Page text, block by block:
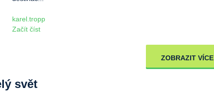
karel.tropp
Začít číst
ZOBRAZIT VÍCE
svět